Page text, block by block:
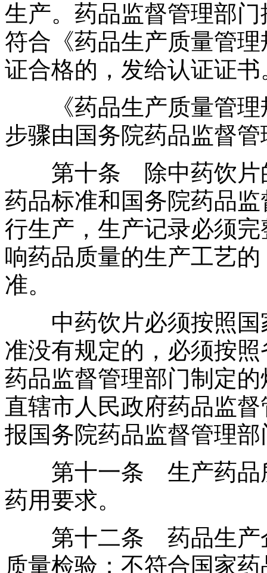
生产。药品监督管理部
符合《药品生产质量管
证合格的，发给认证证书
《药品生产质量管理
步骤由国务院药品监督
第十条 除中药饮片的
药品标准和国务院药品
行生产，生产记录必须
响药品质量的生产工艺
准。
中药饮片必须按照国
准没有规定的，必须按
药品监督管理部门制定
直辖市人民政府药品监
报国务院药品监督管理
第十一条 生产药品所
药用要求。
第十二条 药品生产企
质量检验；不符合国家